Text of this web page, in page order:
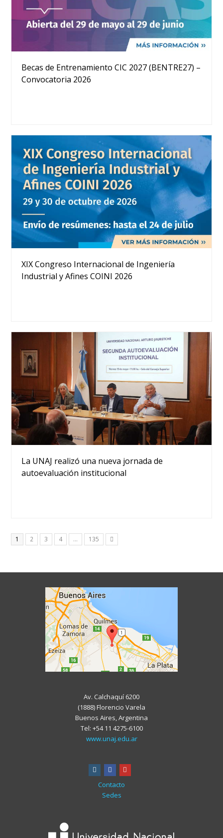
Becas de Entrenamiento CIC 2027 (BENTRE27) –
Convocatoria 2026
XIX Congreso Internacional de Ingeniería
Industrial y Afines COINI 2026
La UNAJ realizó una nueva jornada de
autoevaluación institucional
Page
1 Page
2 Page
3 Page
4 … Page
135
Av. Calchaquí 6200
(1888) Florencio Varela
Buenos Aires, Argentina
Tel: +54 11 4275-6100
www.unaj.edu.ar
instagram
facebook
Contacto
Sedes